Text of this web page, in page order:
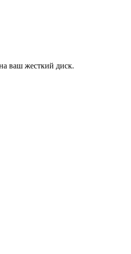
ваш жесткий диск.